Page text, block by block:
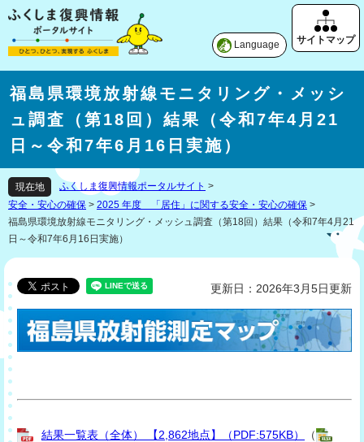
Language
福島県環境放射線モニタリング・メッシ
ュ調査（第18回）結果（令和7年4月21
日～令和7年6月16日実施）
現在地 ふくしま復興情報ポータルサイト >
安全・安心の確保 > 2025 年度 「居住」に関する安全・安心の確保 >
福島県環境放射線モニタリング・メッシュ調査（第18回）結果（令和7年4月21
日～令和7年6月16日実施）
更新日：2026年3月5日更新
結果一覧表（全体） 【2,862地点】（PDF:575KB）
（